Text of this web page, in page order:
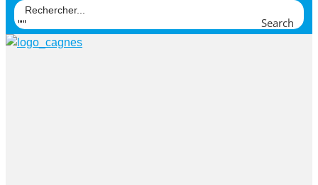
Search